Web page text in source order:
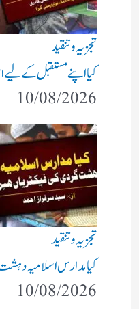
تجزیہ و تنقید
کیا اپنے مستقبل کے لیے
10/08/2026
تجزیہ و تنقید
کیا مدارس اسلامیہ
10/08/2026